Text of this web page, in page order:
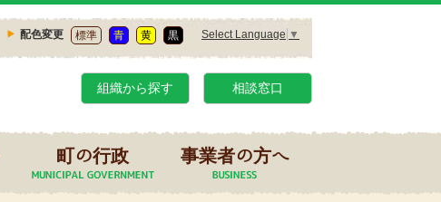
配色変更 標準 青 黄 黒 Select Language ▼
組織から探す 相談窓口
町の行政 事業者の方へ